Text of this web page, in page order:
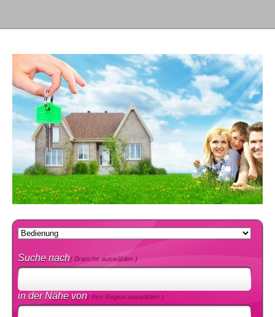
Suche nach( Branche auswählen )
in der Nähe von( Ihre Region auswählen )